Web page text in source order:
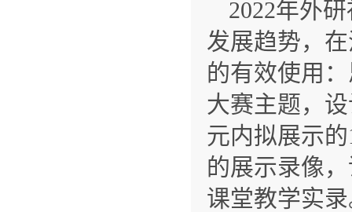
2022年外
发展趋势，
的有效使用
大赛主题，
元内拟展示
的展示录像
课堂教学实